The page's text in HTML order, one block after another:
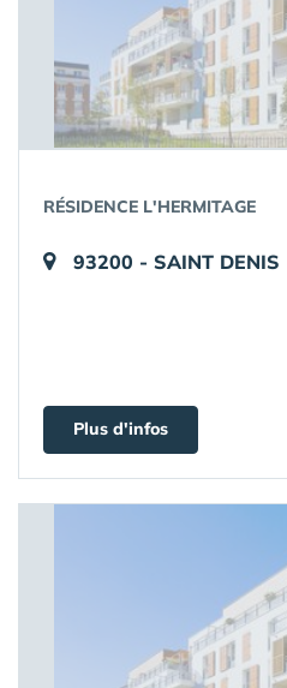
RÉSIDENCE L'HERMITAGE
93200 - SAINT DENIS
Plus d'infos